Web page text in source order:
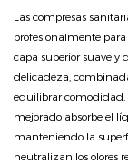
Las compresas
profesionalmente
capa superior suave y
delicadeza,
equilibrar comodidad,
mejorado absorbe el
manteniendo la
neutralizan los olores